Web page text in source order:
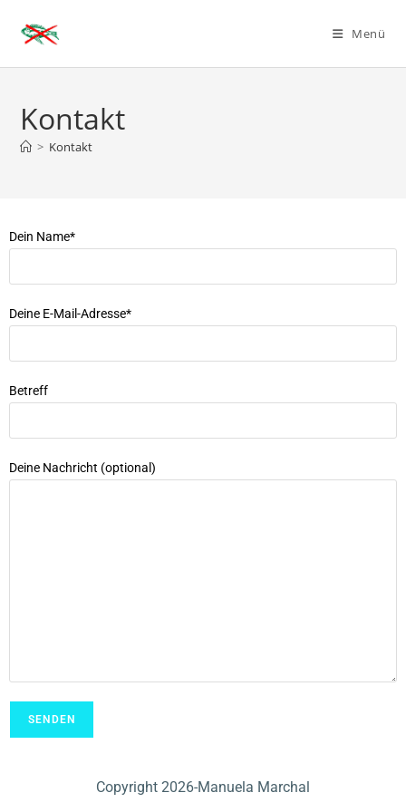
Menü
Kontakt
> Kontakt
Dein Name*
Deine E-Mail-Adresse*
Betreff
Deine Nachricht (optional)
Copyright 2026-Manuela Marchal